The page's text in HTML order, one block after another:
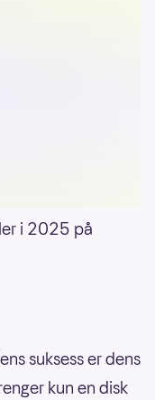
i 2025 på
suksess er dens
kun en disk